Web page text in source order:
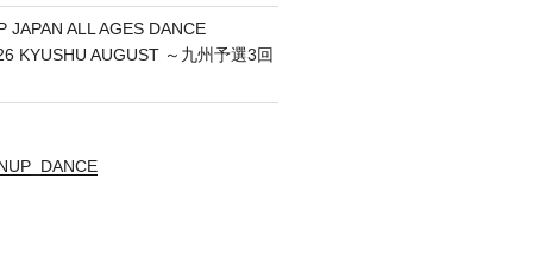
JAPAN ALL AGES DANCE
KYUSHU AUGUST ～九州予選3回